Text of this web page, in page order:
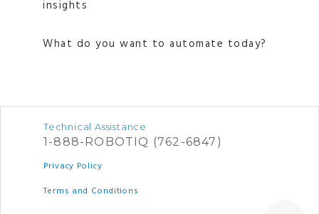
insights
What do you want to automate today?
Technical Assistance
1-888-ROBOTIQ (762-6847)
Privacy Policy
Terms and Conditions